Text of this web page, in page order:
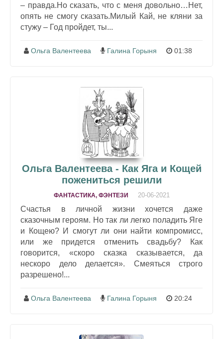
– правда.Но сказать, что с меня довольно…Нет,
опять не смогу сказать.Милый Кай, не кляни за
стужу – Год пройдет, ты...
Ольга Валентеева Галина Горыня 01:38
Ольга Валентеева - Как Яга и Кощей
пожениться решили
ФАНТАСТИКА, ФЭНТЕЗИ 20-06-2021
Счастья в личной жизни хочется даже
сказочным героям. Но так ли легко поладить Яге
и Кощею? И смогут ли они найти компромисс,
или же придется отменить свадьбу? Как
говорится, «скоро сказка сказывается, да
нескоро дело делается». Смеяться строго
разрешено!...
Ольга Валентеева Галина Горыня 20:24